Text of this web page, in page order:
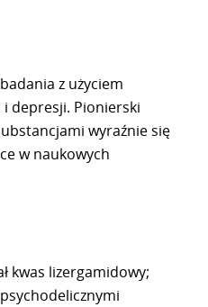
z użyciem
depresji. Pionierski
wyraźnie się
w naukowych
kwas lizergamidowy;